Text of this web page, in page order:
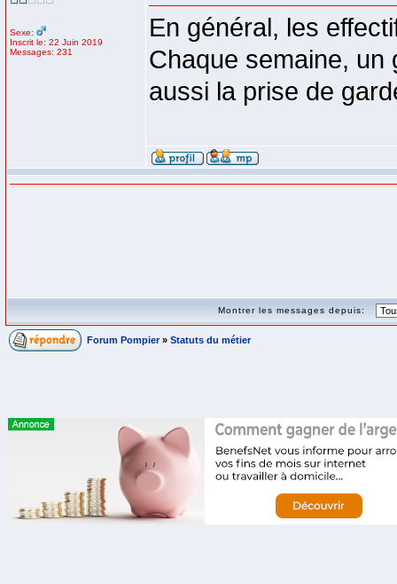
Sexe:
Inscrit le: 22 Juin 2019
Messages: 231
En général, les
Chaque semaine, un
aussi la prise de
Montrer les messages depuis:
Forum Pompier » Statuts du métier